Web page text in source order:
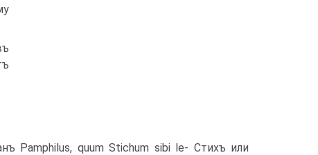
Pamphilus, quum Stichum sibi le- Стихъ или